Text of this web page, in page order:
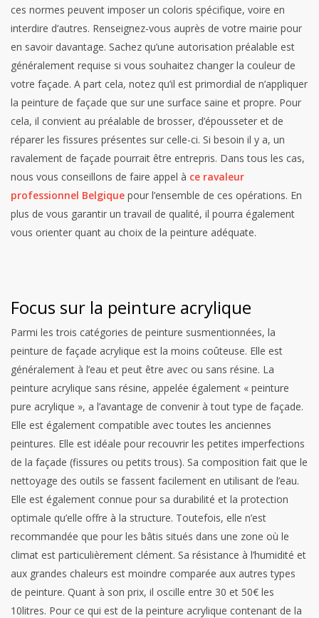
ces normes peuvent imposer un coloris spécifique, voire en
interdire d’autres. Renseignez-vous auprès de votre mairie pour
en savoir davantage. Sachez qu’une autorisation préalable est
généralement requise si vous souhaitez changer la couleur de
votre façade. A part cela, notez qu’il est primordial de n’appliquer
la peinture de façade que sur une surface saine et propre. Pour
cela, il convient au préalable de brosser, d’épousseter et de
réparer les fissures présentes sur celle-ci. Si besoin il y a, un
ravalement de façade pourrait être entrepris. Dans tous les cas,
nous vous conseillons de faire appel à ce ravaleur
professionnel Belgique pour l’ensemble de ces opérations. En
plus de vous garantir un travail de qualité, il pourra également
vous orienter quant au choix de la peinture adéquate.
Focus sur la peinture acrylique
Parmi les trois catégories de peinture susmentionnées, la
peinture de façade acrylique est la moins coûteuse. Elle est
généralement à l’eau et peut être avec ou sans résine. La
peinture acrylique sans résine, appelée également « peinture
pure acrylique », a l’avantage de convenir à tout type de façade.
Elle est également compatible avec toutes les anciennes
peintures. Elle est idéale pour recouvrir les petites imperfections
de la façade (fissures ou petits trous). Sa composition fait que le
nettoyage des outils se fassent facilement en utilisant de l’eau.
Elle est également connue pour sa durabilité et la protection
optimale qu’elle offre à la structure. Toutefois, elle n’est
recommandée que pour les bâtis situés dans une zone où le
climat est particulièrement clément. Sa résistance à l’humidité et
aux grandes chaleurs est moindre comparée aux autres types
de peinture. Quant à son prix, il oscille entre 30 et 50€ les
10litres. Pour ce qui est de la peinture acrylique contenant de la